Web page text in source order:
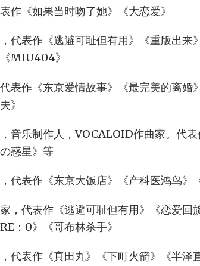
作《如果当时吻了她》《大恋爱》
代表作《逃避可耻但有用》《重版出来
MIU404》
表作《东京爱情故事》《最完美的离婚
》
音乐制作人，VOCALOID作曲家。代
惑星》等
代表作《东京大饭店》《产科医鸿鸟》
，代表作《逃避可耻但有用》《恋爱回
：0》《哥布林杀手》
代表作《真田丸》《下町火箭》《半泽